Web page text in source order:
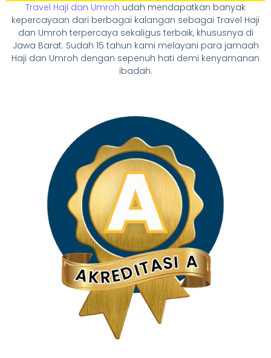
Travel Haji dan Umroh udah mendapatkan banyak
kepercayaan dari berbagai kalangan sebagai Travel Haji
dan Umroh terpercaya sekaligus terbaik, khususnya di
Jawa Barat. Sudah 15 tahun kami melayani para jamaah
Haji dan Umroh dengan sepenuh hati demi kenyamanan
ibadah.